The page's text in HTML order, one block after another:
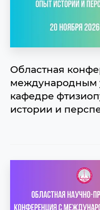
Областная
международным
кафедре
истории и